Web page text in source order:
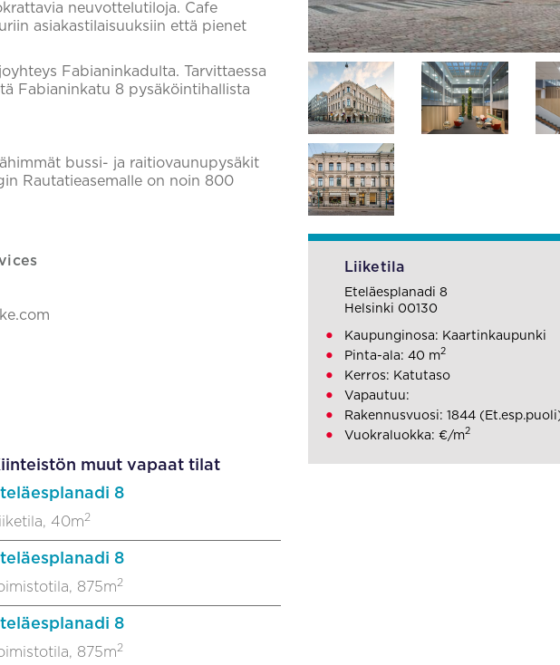
neuvottelutiloja. Cafe
asiakastilaisuuksiin että pienet
Fabianinkadulta. Tarvittaessa
Fabianinkatu 8 pysäköintihallista
bussi- ja raitiovaunupysäkit
Rautatieasemalle on noin 800
muut vapaat tilat
8
40m2
8
875m2
8
875m2
Liiketila
Eteläesplanadi 8
Helsinki 00130
Kaupunginosa: Kaartinkaupunki
Pinta-ala: 40 m2
Kerros: Katutaso
Vapautuu:
Rakennusvuosi: 1844
Vuokraluokka: €/m2